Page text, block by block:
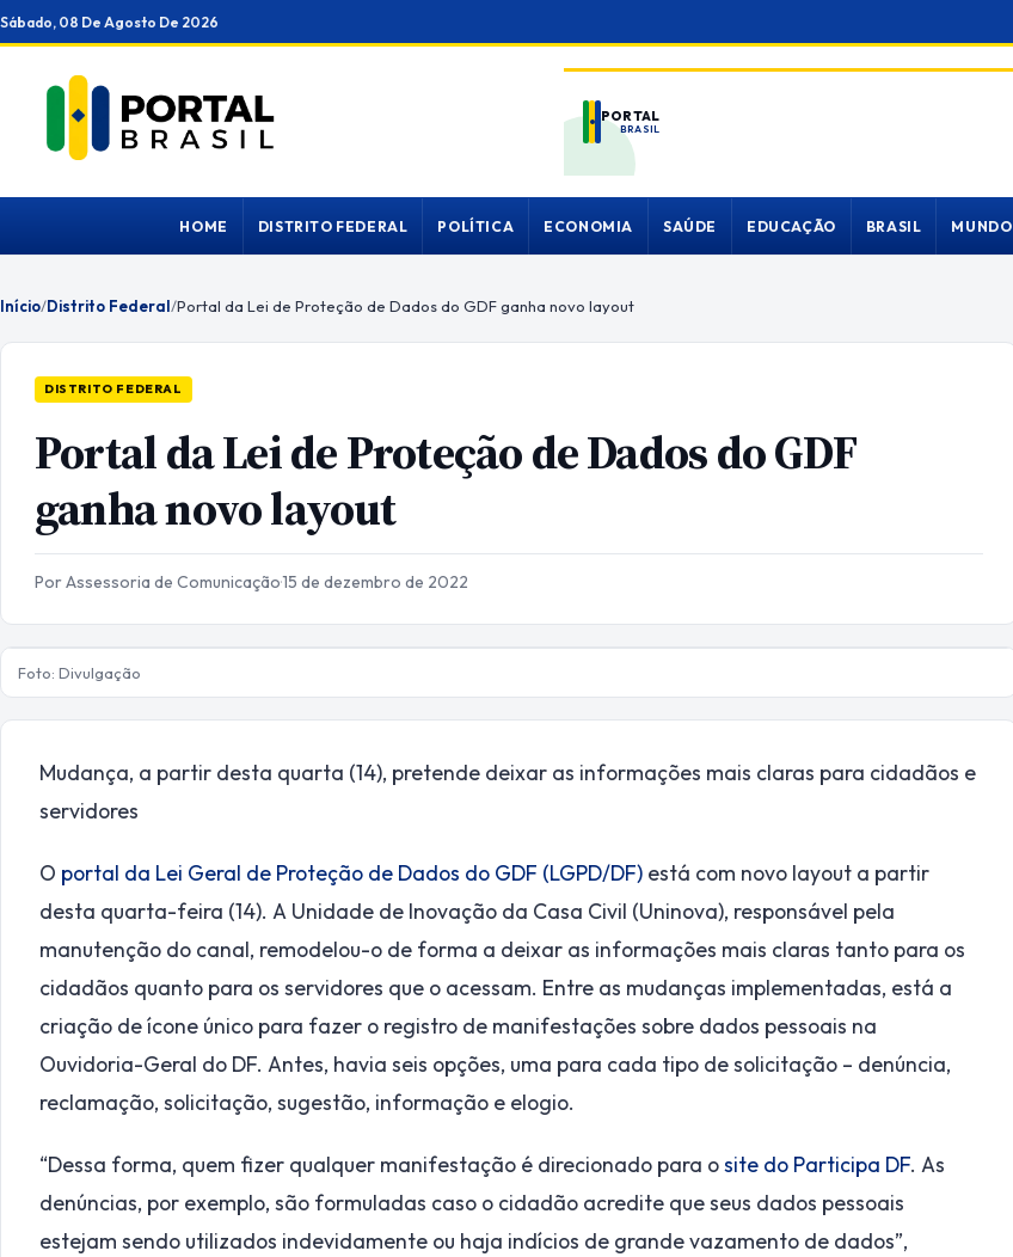
Ir
para
conteúdo
Sábado, 08 De Agosto De 2026
PORTAL
BRASIL
HOME DISTRITO FEDERAL POLÍTICA ECONOMIA SAÚDE EDUCAÇÃO BRASIL MUNDO
Início/Distrito Federal/Portal da Lei de Proteção de Dados do GDF ganha novo layout
DISTRITO FEDERAL
Portal da Lei de Proteção de Dados do GDF
ganha novo layout
Por Assessoria de Comunicação·15 de dezembro de 2022
Foto: Divulgação
Mudança, a partir desta quarta (14), pretende deixar as informações mais claras para cidadãos e
servidores
O portal da Lei Geral de Proteção de Dados do GDF (LGPD/DF) está com novo layout a partir
desta quarta-feira (14). A Unidade de Inovação da Casa Civil (Uninova), responsável pela
manutenção do canal, remodelou-o de forma a deixar as informações mais claras tanto para os
cidadãos quanto para os servidores que o acessam. Entre as mudanças implementadas, está a
criação de ícone único para fazer o registro de manifestações sobre dados pessoais na
Ouvidoria-Geral do DF. Antes, havia seis opções, uma para cada tipo de solicitação – denúncia,
reclamação, solicitação, sugestão, informação e elogio.
“Dessa forma, quem fizer qualquer manifestação é direcionado para osite do Participa DF. As
denúncias, por exemplo, são formuladas caso o cidadão acredite que seus dados pessoais
estejam sendo utilizados indevidamente ou haja indícios de grande vazamento de dados”,